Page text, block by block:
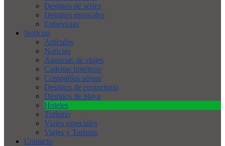
Destinos de series
Destinos musicales
Entrevistas
Noticias
Artículos
Noticias
Agencias de viajes
Cadenas hoteleras
Compañías aéreas
Destinos de enoturismo
Destinos de playa
Hoteles
Turismo
Viajes especiales
Viajes y Turismo
Contacto